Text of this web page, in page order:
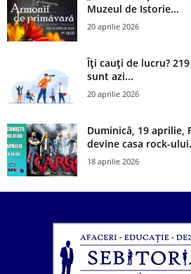
Muzeul de Istorie...
20 aprilie 2026
Îți cauți de lucru?
sunt azi...
20 aprilie 2026
Duminică, 19 aprilie,
devine casa rock-
18 aprilie 2026